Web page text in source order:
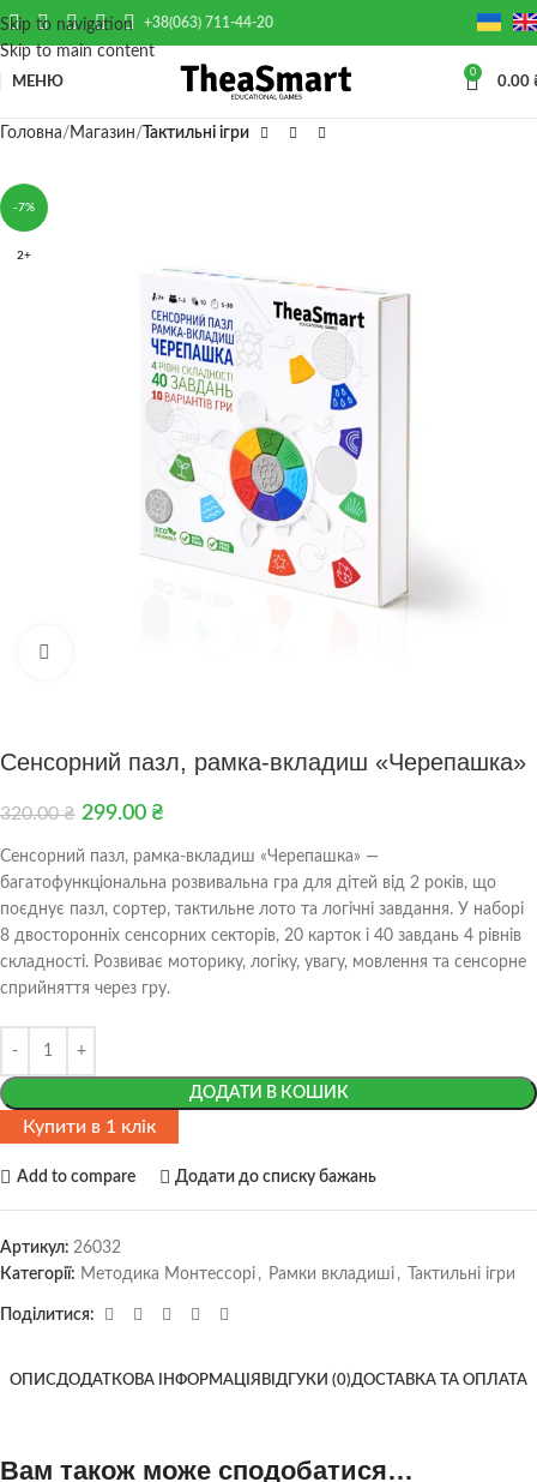
Skip to navigation
Skip to main content
+38(063) 711-44-20
МЕНЮ
0
0.00
Головна Магазин Тактильні ігри
-7%
2+
Сенсорний пазл, рамка-вкладиш «Черепашка»
320.00₴ 299.00 ₴
Сенсорний пазл, рамка-вкладиш «Черепашка» —
багатофункціональна розвивальна гра для дітей від 2 років, що
поєднує пазл, сортер, тактильне лото та логічні завдання. У наборі
8 двосторонніх сенсорних секторів, 20 карток і 40 завдань 4 рівнів
складності. Розвиває моторику, логіку, увагу, мовлення та сенсорне
сприйняття через гру.
ДОДАТИ В КОШИК
Купити в 1 клік
Add to compare Додати до списку бажань
Артикул: 26032
Категорії: Методика Монтессорі , Рамки вкладиші , Тактильні ігри
Поділитися:
ОПИСДОДАТКОВА ІНФОРМАЦІЯ ВІДГУКИ (0)ДОСТАВКА ТА ОПЛАТА
Вам також може сподобатися…